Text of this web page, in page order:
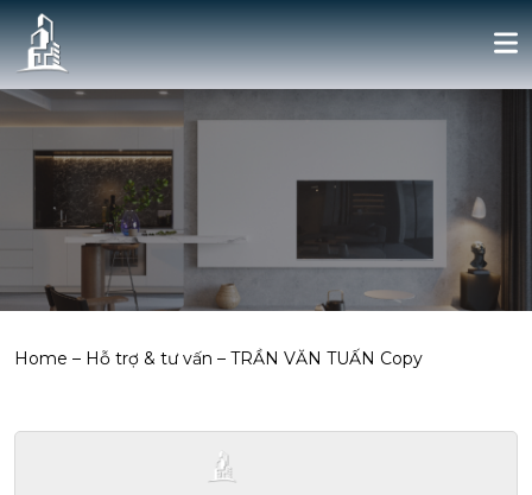
Home – Hỗ trợ & tư vấn – TRẦN VĂN TUẤN Copy